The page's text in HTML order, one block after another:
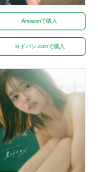
Amazonで購入
ヨドバシ.comで購入